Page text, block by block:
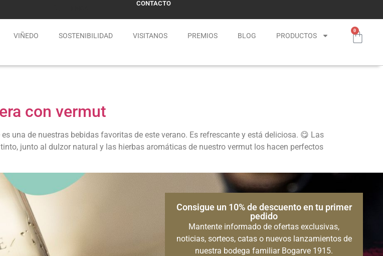
CONTACTO
VIÑEDO SOSTENIBILIDAD VISITANOS PREMIOS BLOG PRODUCTOS
0
con vermut
una de nuestras bebidas favoritas de este verano. Es refrescante y está deliciosa. 😋 Las
junto al dulzor natural y las hierbas aromáticas de nuestro vermut los hacen perfectos
Consigue un 10% de descuento en tu primer
pedido
Mantente informado de ofertas exclusivas,
noticias, sorteos, catas o nuevos lanzamientos de
nuestra bodega familiar Bogarve 1915.